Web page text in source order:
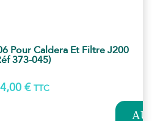
Pour Caldera Et Filtre J200
373-045)
€ TTC
AU